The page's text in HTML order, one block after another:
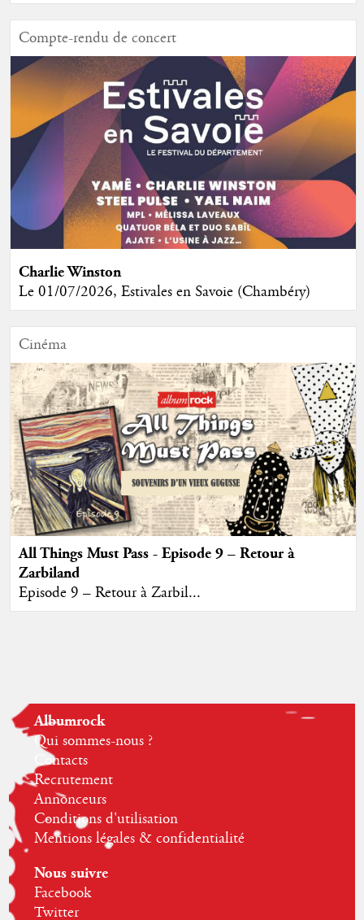
Compte-rendu de concert
Charlie Winston
Le 01/07/2026, Estivales en Savoie (Chambéry)
Cinéma
All Things Must Pass - Episode 9 – Retour à
Zarbiland
Episode 9 – Retour à Zarbil...
Albumrock
Qui sommes-nous ?
Contacts
Recrutement
Annonceurs
Conditions d'utilisation
Mentions légales & confidentialité
Nous suivre
Facebook
Twitter